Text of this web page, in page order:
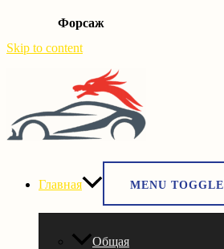
Форсаж
Skip to content
Главная MENU TOGGLE
Общая